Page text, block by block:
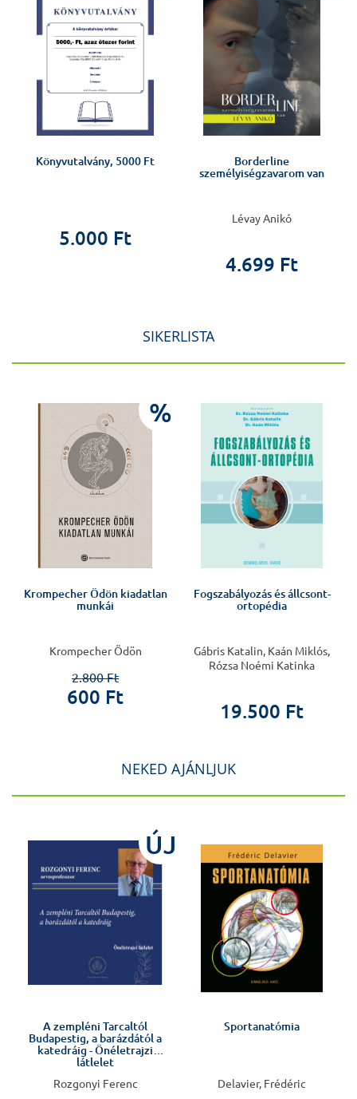
Könyvutalvány, 5000 Ft
5.000 Ft
Borderline
személyiségzavarom van
Lévay Anikó
4.699 Ft
SIKERLISTA
%
Krompecher Ödön kiadatlan
munkái
Krompecher Ödön
2.800 Ft
600 Ft
Fogszabályozás és állcsont-
ortopédia
Gábris Katalin, Kaán Miklós,
Rózsa Noémi Katinka
19.500 Ft
NEKED AJÁNLJUK
ÚJ
A zempléni Tarcaltól
Budapestig, a barázdától a
katedráig - Önéletrajzi
látlelet
Rozgonyi Ferenc
Sportanatómia
Delavier, Frédéric